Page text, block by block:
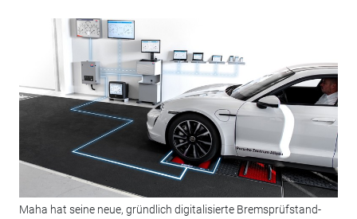
Maha hat seine neue, gründlich digitalisierte Bremsprüfstand-